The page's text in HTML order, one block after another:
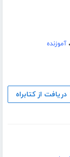
،آموزنده
دریافت از کتابراه